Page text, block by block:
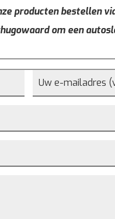
producten bestellen
om een